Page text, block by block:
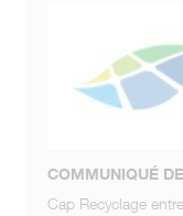
COMMUNIQUÉ
Cap Recyclage